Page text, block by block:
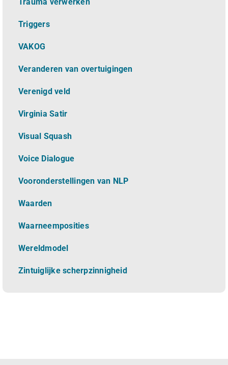
Triggers
VAKOG
Veranderen van overtuigingen
Verenigd veld
Virginia Satir
Visual Squash
Voice Dialogue
Vooronderstellingen van NLP
Waarden
Waarneemposities
Wereldmodel
Zintuiglijke scherpzinnigheid